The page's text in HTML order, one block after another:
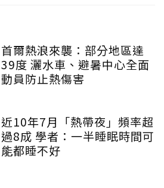
首爾熱浪來襲：部分地區達
39度 灑水車、避暑中心全面
動員防止熱傷害
近10年7月「熱帶夜」頻率超
過8成 學者：一半睡眠時間可
能都睡不好